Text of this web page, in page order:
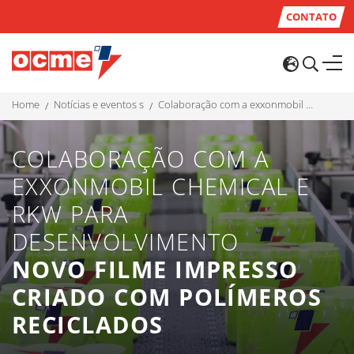
CONTATO
home notícias e eventos s colaboração com a exxonmobil chemical e rkw para desenvolvimento novo filme impresso criado com polímeros reciclados
COLABORAÇÃO COM A
EXXONMOBIL CHEMICAL E
RKW PARA
DESENVOLVIMENTO
NOVO FILME IMPRESSO
CRIADO COM POLÍMEROS
RECICLADOS